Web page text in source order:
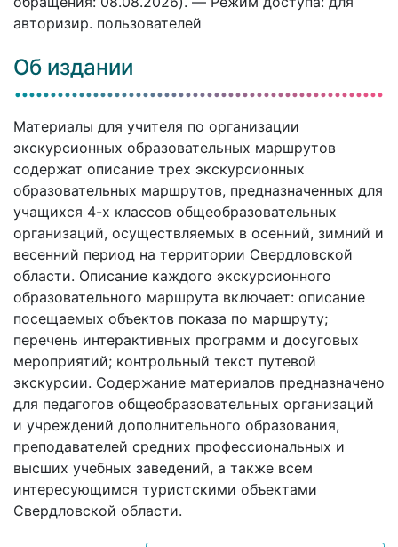
авторизир. пользователей
Об издании
Материалы для учителя по организации
экскурсионных образовательных маршрутов
содержат описание трех экскурсионных
образовательных маршрутов, предназначенных для
учащихся 4-х классов общеобразовательных
организаций, осуществляемых в осенний, зимний и
весенний период на территории Свердловской
области. Описание каждого экскурсионного
образовательного маршрута включает: описание
посещаемых объектов показа по маршруту;
перечень интерактивных программ и досуговых
мероприятий; контрольный текст путевой
экскурсии. Содержание материалов предназначено
для педагогов общеобразовательных организаций
и учреждений дополнительного образования,
преподавателей средних профессиональных и
высших учебных заведений, а также всем
интересующимся туристскими объектами
Свердловской области.